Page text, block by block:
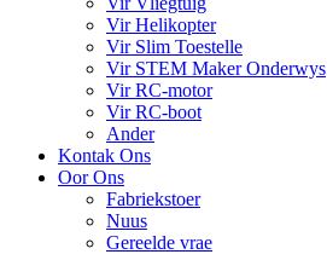
Vir Helikopter
Vir Slim Toestelle
Vir STEM Maker Onderwys
Vir RC-motor
Vir RC-boot
Ander
Kontak Ons
Oor Ons
Fabriekstoer
Nuus
Gereelde vrae